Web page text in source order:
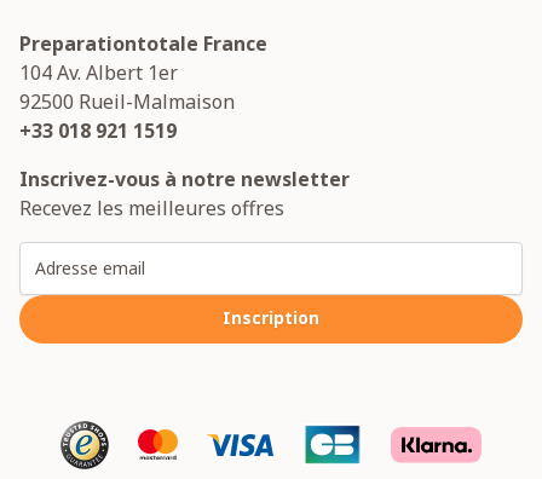
Preparationtotale France
104 Av. Albert 1er
92500 Rueil-Malmaison
+33 018 921 1519
Inscrivez-vous à notre newsletter
Recevez les meilleures offres
Inscription